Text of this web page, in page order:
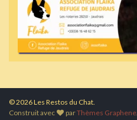
© 2026 Les Restos du Chat.
Construit avec
parThèmes Graphene